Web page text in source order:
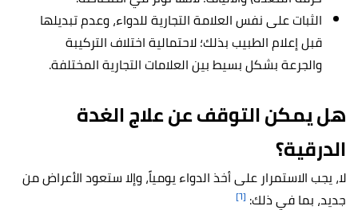
الثبات على نفس العلامة التجارية للدواء، وعدم تبديلها
قبل إعلام الطبيب بذلك؛ لاحتمالية اختلاف التركيبة
والجرعة بشكل بسيط بين العلامات التجارية المختلفة.
هل يمكن التوقف عن علاج الغدة
الدرقية؟
لا، يجب الاستمرار على أخذ الدواء يومياً، وإلا ستعود الأعراض من
جديد، بما في ذلك: [٦]